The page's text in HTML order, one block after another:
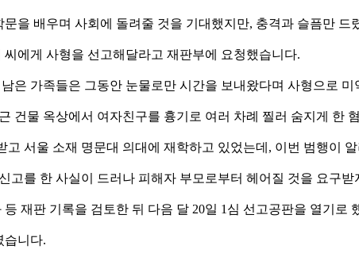
을 배우며 사회에 돌려줄 것을 기대했지만, 충격과 슬픔만
에게 사형을 선고해달라고 재판부에 요청했습니다.
은 가족들은 그동안 눈물로만 시간을 보내왔다며 사형으로
건물 옥상에서 여자친구를 흉기로 여러 차례 찔러 숨지게 한
서울 소재 명문대 의대에 재학하고 있었는데, 이번 범행이
고를 한 사실이 드러나 피해자 부모로부터 헤어질 것을 요구
재판 기록을 검토한 뒤 다음 달 20일 1심 선고공판을 열기로
습니다.